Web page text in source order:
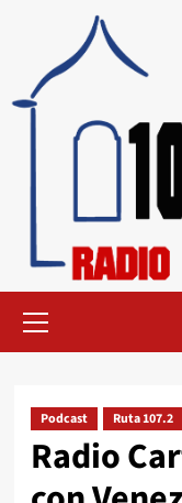
Podcast Ruta 107.2
Radio